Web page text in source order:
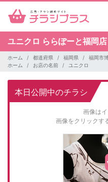
ユニクロ ららぽーと福岡店
ホーム 都道府県 福岡県
福岡市
ホーム
お店の名前 ユニクロ
本日公開中のチラシ
画像はイ
画像をクリックす